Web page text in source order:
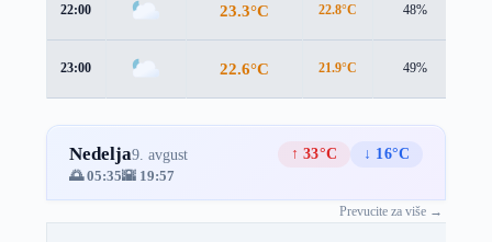
22:00 23.3°C 22.8°C 48%
23:00 22.6°C 21.9°C 49%
Nedelja9. avgust ↑ 33°C
↓ 16°C
🌅 05:35🌇 19:57
Prevucite za više →